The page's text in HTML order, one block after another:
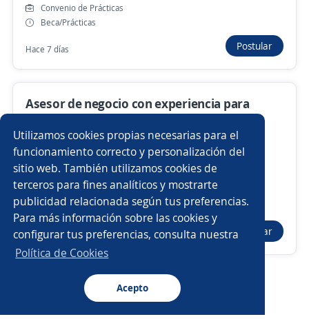
Buscar Postulaciones Avisos Favoritos
Vendedor/a Promotor de ventas en campo
Asesor/a de belleza Promotor/a de cambaceo
Asesor/a comercial freelance
Analista de control de gestión Oficial de crédito
Asesor/a de ventas Asesor/a financiero
Asesor/a comercial Promotor/a asesor de créditos
Analista Analista de marketing
Asesor/a comercial punto de venta
Asesores/as de ventas
Buscar es más fácil en la app
CT App Abrir
Navegador
Convenio de Prácticas
Beca/Prácticas
Hace 7 días Postular
Asesor de negocio con experiencia para
Importante empresa del sector financiero
Lima, Lima
Contrato por Necesidades del Mercado
Tiempo completo
Presencial y remoto
Hace 4 días Postular
Utilizamos cookies propias necesarias para el
funcionamiento correcto y personalización del
sitio web. También utilizamos cookies de
terceros para fines analíticos y mostrarte
publicidad relacionada según tus preferencias.
Para más información sobre las cookies y
configurar tus preferencias, consulta nuestra
Política de Cookies
Acepto